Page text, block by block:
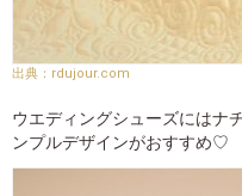
rdujour.com
ウエディングシューズにはナ
ンプルデザインがおすすめ♡